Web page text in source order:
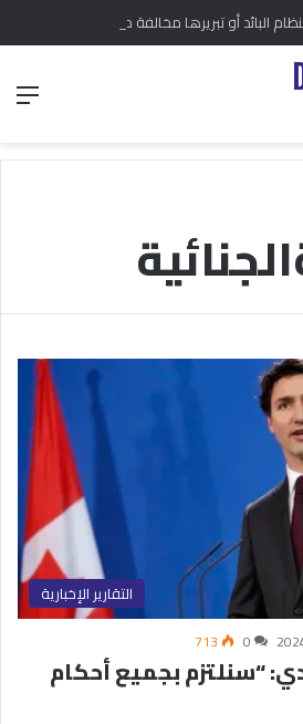
التقارير الإخبارية
0
713
“سنلتزم بجميع أحكام